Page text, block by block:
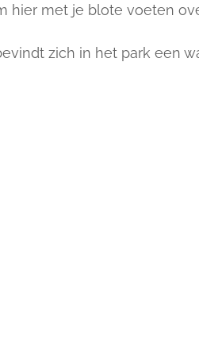
hier met je blote voeten
zich in het park een